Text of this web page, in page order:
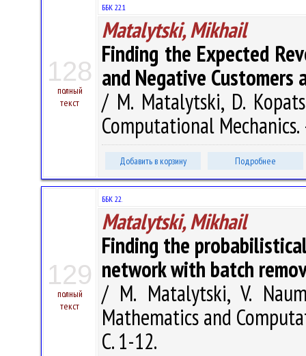
128
полный
текст
ББК 22.1
Matalytski, Mikhail
Finding the Expected
and Negative Customers
/ M. Matalytski, D.
Computational
Добавить в корзину Подробнее
129
полный
текст
ББК 22.
Matalytski, Mikhail
Finding the
network with batch
/ M. Matalytski, V.
Mathematics and
С. 1-12.